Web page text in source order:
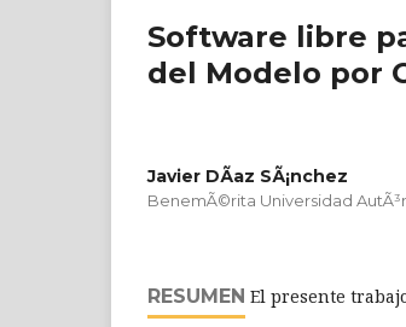
Software libre
del Modelo por
Javier DÃ­az SÃ¡nchez
BenemÃ©rita Universidad
RESUMEN El presente